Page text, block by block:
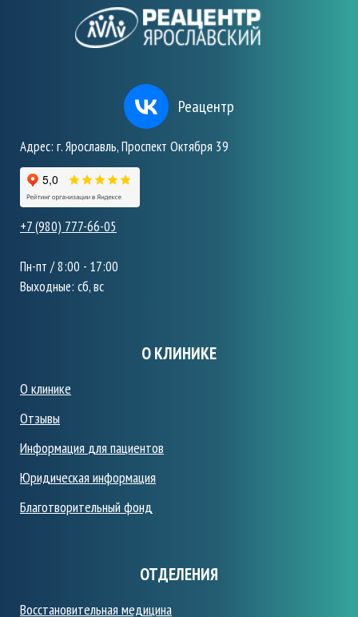
Реацентр
Адрес: г. Ярославль, Проспект Октября 39
+7 (980) 777-66-05
Пн-пт / 8:00 - 17:00
Выходные: сб, вс
О КЛИНИКЕ
О клинике
Отзывы
Информация для пациентов
Юридическая информация
Благотворительный фонд
ОТДЕЛЕНИЯ
Восстановительная медицина